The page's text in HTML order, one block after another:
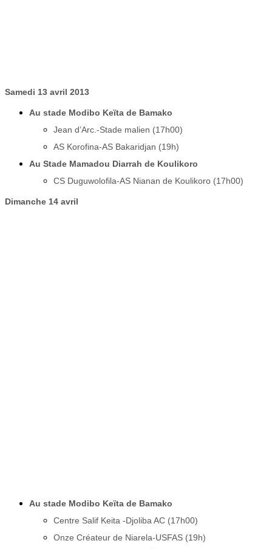
Samedi 13 avril 2013
Au stade Modibo Keïta de Bamako
Jean d’Arc.-Stade malien (17h00)
AS Korofina-AS Bakaridjan (19h)
Au Stade Mamadou Diarrah de Koulikoro
CS Duguwolofila-AS Nianan de Koulikoro (17h00)
Dimanche 14 avril
Au stade Modibo Keïta de Bamako
Centre Salif Keita -Djoliba AC (17h00)
Onze Créateur de Niarela-USFAS (19h)